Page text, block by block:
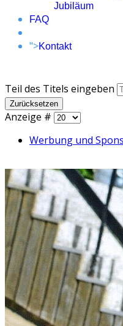
Jubiläum
FAQ
">Kontakt
Teil des Titels eingeben
Zurücksetzen
Anzeige #
Werbung und